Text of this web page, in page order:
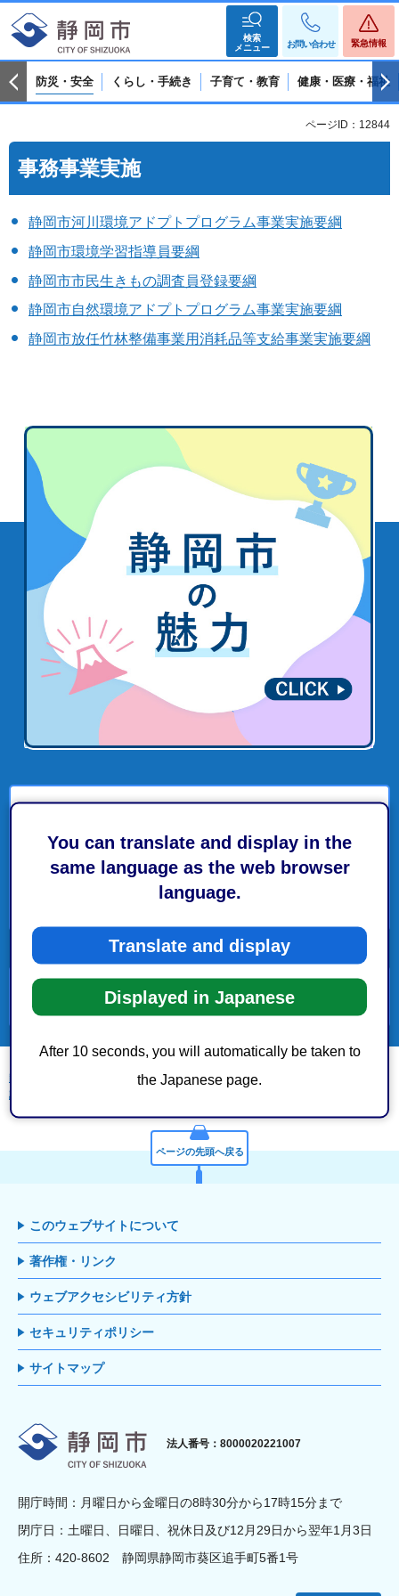
You can translate and display in the
same language as the web browser
language.
Translate and display
Displayed in Japanese
After 10 seconds, you will automatically be taken to
the Japanese page.
検索
メニュー
お問い合わせ 緊急情報
防災・安全 くらし・手続き 子育て・教育 健康・医療・福祉
ページID：12844
事務事業実施
静岡市河川環境アドプトプログラム事業実施要綱
静岡市環境学習指導員要綱
静岡市市民生きもの調査員登録要綱
静岡市自然環境アドプトプログラム事業実施要綱
静岡市放任竹林整備事業用消耗品等支給事業実施要綱
補助金等交付
便利ガイド
静岡市トップページ 市政情報 >条例・規則・要綱>
課 要綱一覧
ページの先頭へ戻る
このウェブサイトについて
著作権・リンク
ウェブアクセシビリティ方針
セキュリティポリシー
サイトマップ
静岡市
法人番号：8000020221007
開庁時間：月曜日から金曜日の8時30分から17時15分まで
閉庁日：土曜日、日曜日、祝休日及び12月29日から翌年1月3日
住所：420-8602 静岡県静岡市葵区追手町5番1号